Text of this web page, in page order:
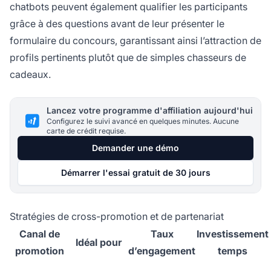
chatbots peuvent également qualifier les participants
grâce à des questions avant de leur présenter le
formulaire du concours, garantissant ainsi l’attraction de
profils pertinents plutôt que de simples chasseurs de
cadeaux.
Lancez votre programme d'affiliation aujourd'hui
Configurez le suivi avancé en quelques minutes. Aucune
carte de crédit requise.
Demander une démo
Démarrer l'essai gratuit de 30 jours
Stratégies de cross-promotion et de partenariat
Canal de
promotion
Idéal pour
Taux
d’engagement
Investissement
temps